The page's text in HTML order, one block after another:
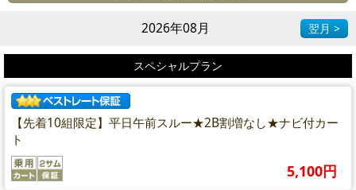
2026年08月 翌月 >
スペシャルプラン
【先着10組限定】平日午前スルー★2B割増なし★ナビ付カー
ト
5,100円